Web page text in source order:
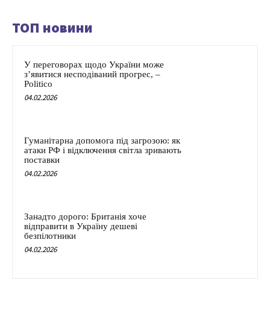
ТОП новини
У переговорах щодо України може
з’явитися несподіваний прогрес, –
Politico
04.02.2026
Гуманітарна допомога під загрозою: як
атаки РФ і відключення світла зривають
поставки
04.02.2026
Занадто дорого: Британія хоче
відправити в Україну дешеві
безпілотники
04.02.2026